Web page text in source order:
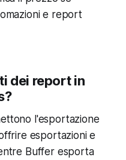
e report
dei report in
l'esportazione
esportazioni e
Buffer esporta